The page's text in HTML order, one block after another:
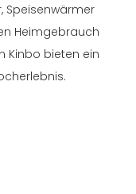
Speisenwärmer
Heimgebrauch
Kinbo bieten ein